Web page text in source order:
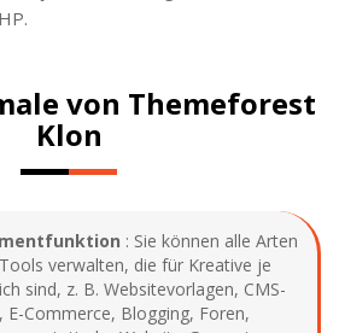
von Themeforest
Klon
: Sie können alle Arten
verwalten, die für Kreative je
sind, z. B. Websitevorlagen, CMS-
E-Commerce, Blogging, Foren,